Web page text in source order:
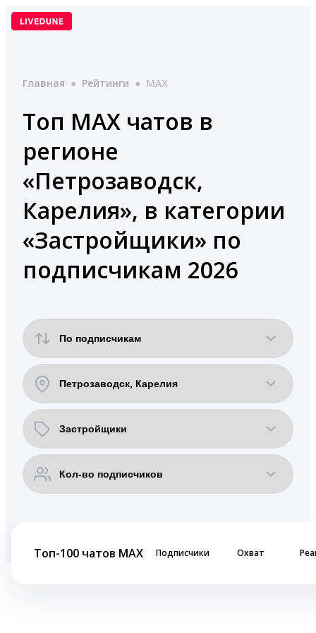
Перейти
Главная ● Рейтинги ● MAX
Топ MAX чатов в
регионе
«Петрозаводск,
Карелия», в категории
«Застройщики» по
подписчикам 2026
Топ-100 чатов MAX Подписчики Охват